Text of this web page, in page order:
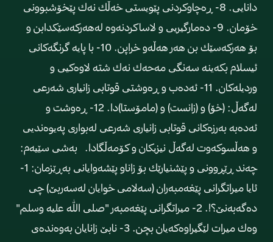
دانایی. 8- ڕه‌چاوكردنی پێویستی خه‌ڵك نه‌ك پێخۆشبوونی
خۆمان. 9- ده‌مارگیریی و لاساكردنه‌وه‌ له‌هه‌ركه‌سێكدابن و
بۆ هه‌ركه‌سێك بن هه‌ر هه‌ڵه‌و خراپن. 10- با پایه‌ گرنگه‌كانی
ئیسلام بكه‌ینه‌ سه‌نگی مه‌حه‌ك نه‌ك شته‌ لاوه‌كیی و
وردیله‌كان. 11- ئه‌ده‌ب و ڕه‌وشتی قوتابی زانیاری شه‌رعی
له‌گه‌ڵ: (خۆ) و (زانست) و (مامۆستا)دا. 12- ڕه‌وشت و
ئه‌ده‌به‌ به‌رزه‌كانی قوتابی زانیاری شه‌رعی له‌بواری په‌یوه‌ندیی
و هه‌ڵسوكه‌وت له‌گه‌ڵ نیزیكان و كۆمه‌ڵگادا. ‌ به‌شی سێیه‌م:
چه‌ند ڕێڕوونی و پێشنیارێك بۆ زاناو پێشه‌وایانی به‌ڕێزمان: 1-
ئایا میراتگرانی پێغه‌مبه‌ران (سه‌لامی خوایان له‌سه‌ربێ) چی
ده‌گه‌به‌نێ؟!. 2- میراتگرانی پێغه‌مبه‌ر "صلی الله علیه وسلم"
وه‌ك میرات لێگیراوه‌كه‌یان بچن. 3- نابێ زانایان به‌وه‌نده‌ی